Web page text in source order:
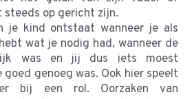
steeds op gericht zijn.
je kind ontstaat wanneer je als
wat je nodig had, wanneer de
was en jij dus iets moest
genoeg was. Ook hier speelt
bij een rol. Oorzaken van